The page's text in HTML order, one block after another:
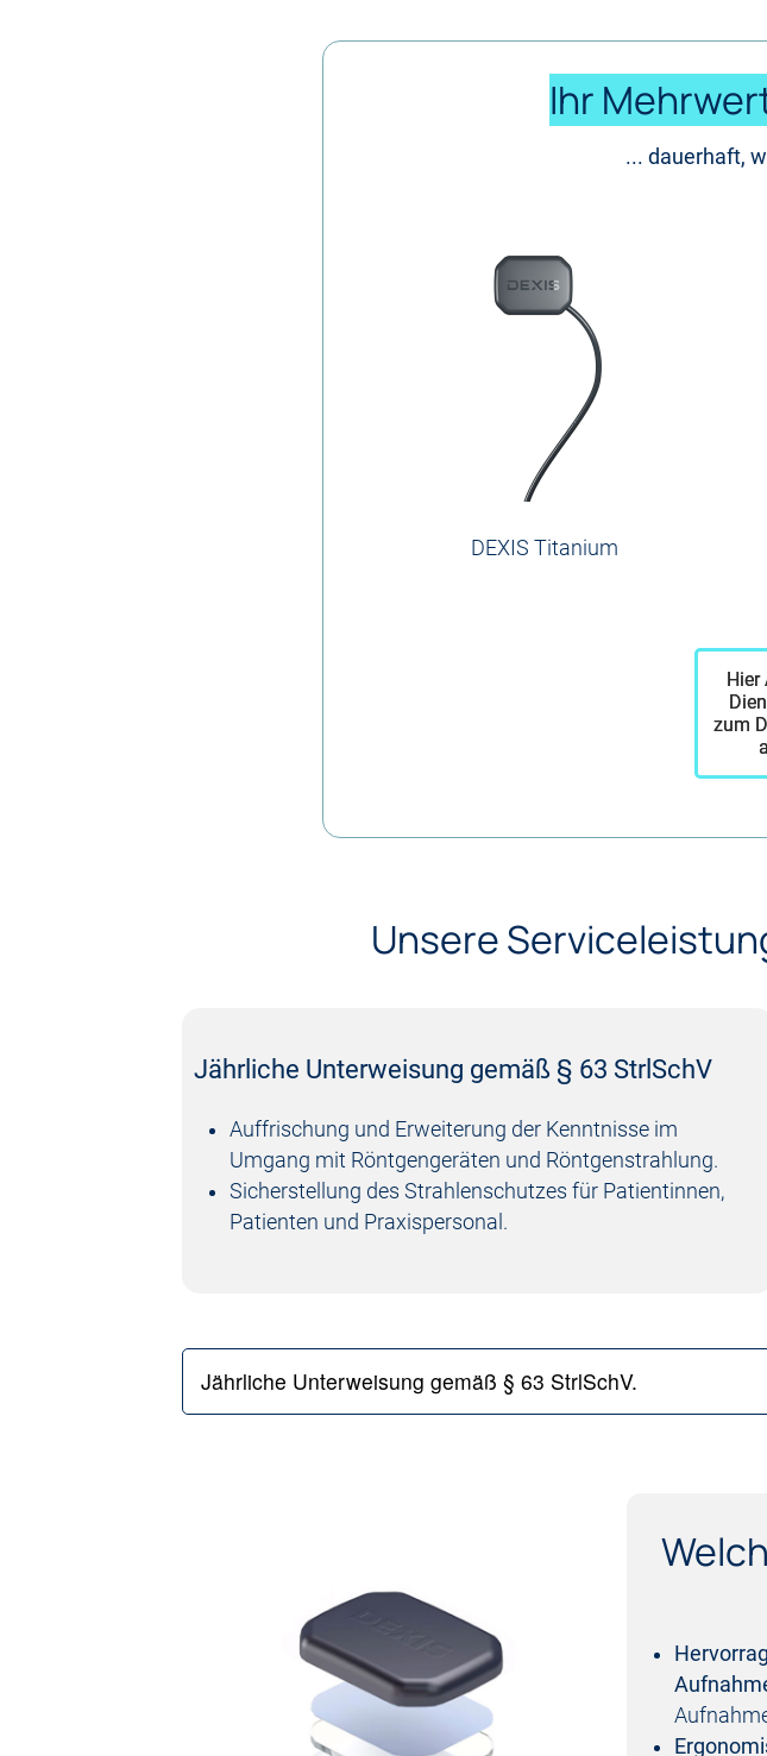
Ihr
... dauerhaft,
DEXIS Titanium
zum
Unsere
Jährliche Unterweisung gemäß § 63 StrlSchV
Auffrischung und Erweiterung der Kenntnisse im
Umgang mit Röntgengeräten und Röntgenstrahlung.
Sicherstellung des Strahlenschutzes für Patientinnen,
Patienten und Praxispersonal.
Jährliche Unterweisung gemäß § 63 StrlSchV.